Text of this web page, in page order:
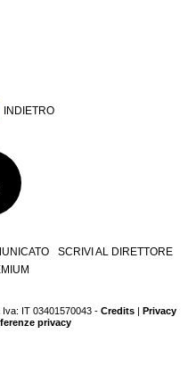
INDIETRO
SCRIVI AL DIRETTORE
IT 03401570043 - Credits | Privacy
privacy